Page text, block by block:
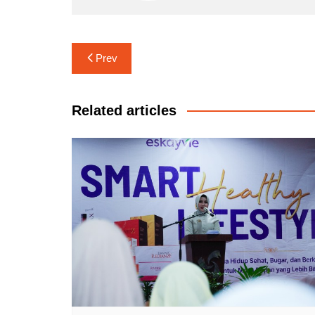
Navigasi
pos
Prev
Related articles